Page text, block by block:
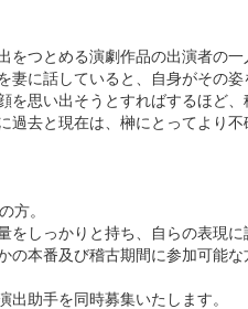
をつとめる演劇作品の出演者の
妻に話していると、自身がその
を思い出そうとすればするほど
過去と現在は、榊にとってより不
方。
をしっかりと持ち、自らの表現に
の本番及び稽古期間に参加可能な
助手を同時募集いたします。